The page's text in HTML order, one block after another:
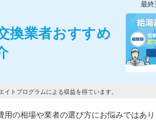
換業者おすすめ
最
トプログラムによる収益を得ています。
の相場や業者の選び方にお悩みではあ